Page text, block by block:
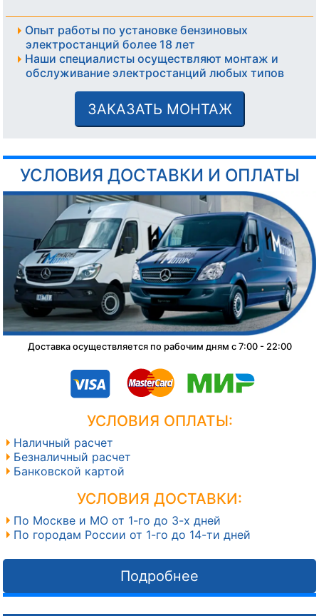
Опыт работы по установке бензиновых
электростанций более 18 лет
Наши специалисты осуществляют монтаж и
обслуживание электростанций любых типов
ЗАКАЗАТЬ МОНТАЖ
УСЛОВИЯ ДОСТАВКИ И ОПЛАТЫ
Доставка осуществляется по рабочим дням с 7:00 - 22:00
УСЛОВИЯ ОПЛАТЫ:
Наличный расчет
Безналичный расчет
Банковской картой
УСЛОВИЯ ДОСТАВКИ:
По Москве и МО от 1-го до 3-х дней
По городам России от 1-го до 14-ти дней
Подробнее